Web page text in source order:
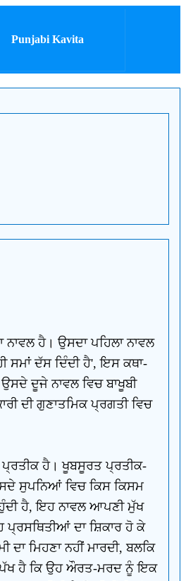
Punjabi Kavita
ਹੈ। ਉਸਦਾ ਪਹਿਲਾ ਨਾਵਲ
ਸਮਾਂ ਦੱਸ ਦਿੰਦੀ ਹੈ', ਇਸ ਕਥਾ-
ਦੂਜੇ ਨਾਵਲ ਵਿਚ ਬਾਖੂਬੀ
ਦੀ ਗੁਣਾਤਮਿਕ ਪ੍ਰਗਤੀ ਵਿਚ
ਪ੍ਰਤੀਕ ਹੈ। ਖੂਬਸੂਰਤ ਪ੍ਰਤੀਕ-
ਸੁਪਨਿਆਂ ਵਿਚ ਕਿਸ ਕਿਸਮ
ਹੈ, ਇਹ ਨਾਵਲ ਆਪਣੀ ਮੁੱਖ
ਦਾ ਸ਼ਿਕਾਰ ਹੋ ਕੇ
ਮਿਹਣਾ ਨਹੀਂ ਮਾਰਦੀ, ਬਲਕਿ
ਪੱਖ ਹੈ ਕਿ ਉਹ ਔਰਤ-ਮਰਦ ਨੂੰ ਇਕ